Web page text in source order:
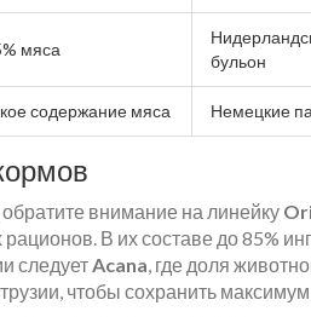
мяса
бульон
содержание мяса Немецкие
внимание на линейку
В их составе до 85%
следуетAcana, где доля
чтобы сохранить